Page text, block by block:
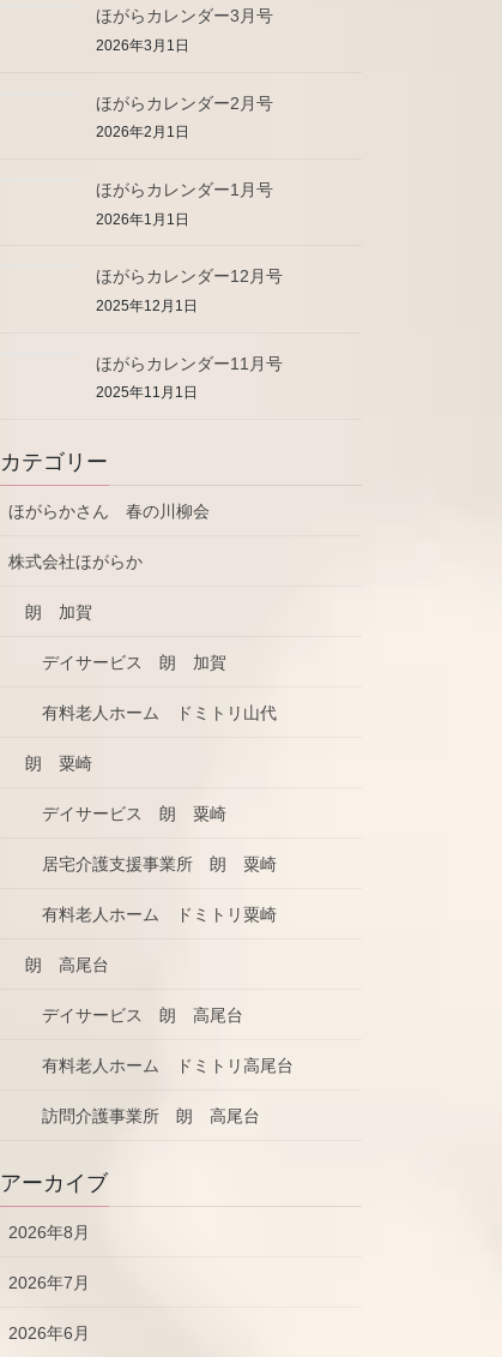
ほがらカレンダー3月号
2026年3月1日
ほがらカレンダー2月号
2026年2月1日
ほがらカレンダー1月号
2026年1月1日
ほがらカレンダー12月号
2025年12月1日
ほがらカレンダー11月号
2025年11月1日
カテゴリー
ほがらかさん 春の川柳会
株式会社ほがらか
朗 加賀
デイサービス 朗 加賀
有料老人ホーム ドミトリ山代
朗 粟崎
デイサービス 朗 粟崎
居宅介護支援事業所 朗 粟崎
有料老人ホーム ドミトリ粟崎
朗 高尾台
デイサービス 朗 高尾台
有料老人ホーム ドミトリ高尾台
訪問介護事業所 朗 高尾台
アーカイブ
2026年8月
2026年7月
2026年6月